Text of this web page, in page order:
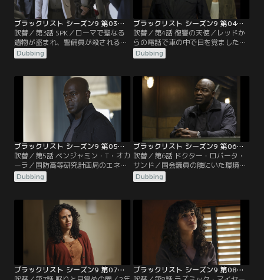
ブラックリスト シーズン9 第03話／吹替
吹替／第3話 SPK／ローマで聖なる
遺物が盗まれ、警備員が殺される事
件が起きる。レッドはブラックマー
ケットでその遺物を落札し、出品者
の正体は、レッドの詐欺の師匠であ
り、過去にレッドを騙したロバー
ト・ヴェスコだった。
Dubbing
ブラックリスト シーズン9 第04話／吹替
吹替／第4話 復讐の天使／レッドか
らの電話で車の中で目を覚ましたク
ーパーは、なぜ駐車場で寝ていたか
の記憶がなく、自分の銃から銃弾が
のかつての不倫相手ダグが殺された
ことを知ったクーパーは友人に自分
の銃の弾道検査を頼むと、ダグを殺
したのは自分の銃から発射された銃
弾だったと分かる。
Dubbing
ブラックリスト シーズン9 第05話／吹替
吹替／第5話 ベンジャミン・T・オカ
ーラ／国防高等研究計画局のエネル
ギー兵器が盗まれ、開発チームにい
た科学者がその武器で1人ずつ殺さ
かったメモから容疑者の次の行き先
が判明し、さらに現場にある防犯カ
メラ映像には怪しい青いバンが映っ
Dubbing
ブラックリスト シーズン9 第06話／吹替
吹替／第6話 ドクター・ロバータ・
サンド／国会議員の隣にいた環境保
護活動家が撃たれて死亡。当局は議
員を狙ったスナイパーのミスだと考
護活動家であると言う。
Dubbing
ブラックリスト シーズン9 第07話／吹替
ブラックリスト シーズン9 第08話／吹替